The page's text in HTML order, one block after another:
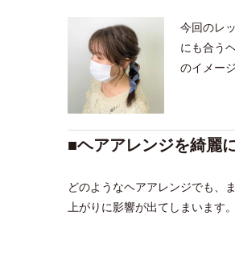
今回のレ
にも合う
のイメー
■​ヘアアレンジを綺麗
どのようなヘアアレンジでも、
上がりに影響が出てしまいます